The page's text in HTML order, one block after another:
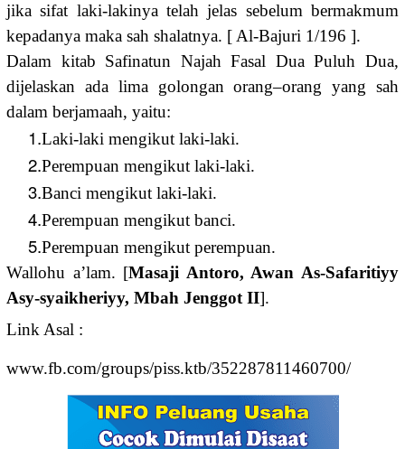
jika sifat laki-lakinya telah jelas sebelum bermakmum
kepadanya maka sah shalatnya. [ Al-Bajuri 1/196 ].
Dalam kitab Safinatun Najah Fasal Dua Puluh Dua,
dijelaskan ada lima golongan orang–orang yang sah
dalam berjamaah, yaitu:
1.Laki-laki mengikut laki-laki.
2.Perempuan mengikut laki-laki.
3.Banci mengikut laki-laki.
4.Perempuan mengikut banci.
5.Perempuan mengikut perempuan.
Wallohu a’lam. [Masaji Antoro, Awan As-Safaritiyy
Asy-syaikheriyy, Mbah Jenggot II].
Link Asal :
www.fb.com/groups/piss.ktb/352287811460700/